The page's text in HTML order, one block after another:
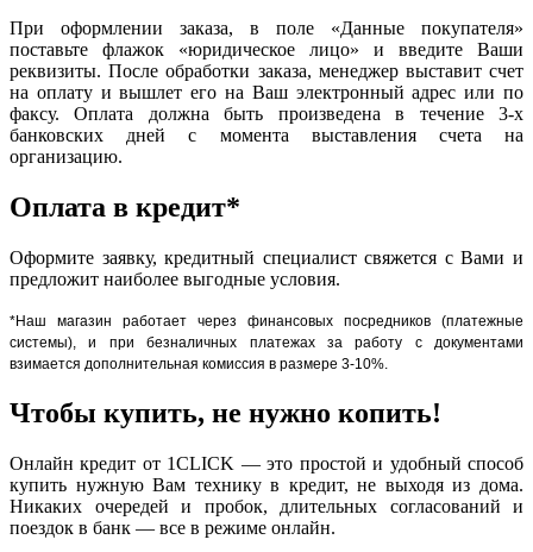
При оформлении заказа, в поле «Данные покупателя»
поставьте флажок «юридическое лицо» и введите Ваши
реквизиты. После обработки заказа, менеджер выставит счет
на оплату и вышлет его на Ваш электронный адрес или по
факсу. Оплата должна быть произведена в течение 3-х
банковских дней с момента выставления счета на
организацию.
Оплата в кредит*
Оформите заявку, кредитный специалист свяжется с Вами и
предложит наиболее выгодные условия.
*Наш магазин работает через финансовых посредников (платежные
системы), и при безналичных платежах за работу с документами
взимается дополнительная комиссия в размере 3-10%.
Чтобы купить, не нужно копить!
Онлайн кредит от 1CLICK — это простой и удобный способ
купить нужную Вам технику в кредит, не выходя из дома.
Никаких очередей и пробок, длительных согласований и
поездок в банк — все в режиме онлайн.